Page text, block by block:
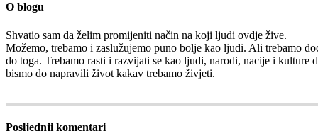
O blogu
Shvatio sam da želim promijeniti način na koji ljudi ovdje žive.
Možemo, trebamo i zaslužujemo puno bolje kao ljudi. Ali trebamo
do toga. Trebamo rasti i razvijati se kao ljudi, narodi, nacije i kulture
bismo do napravili život kakav trebamo živjeti.
Posljednji komentari